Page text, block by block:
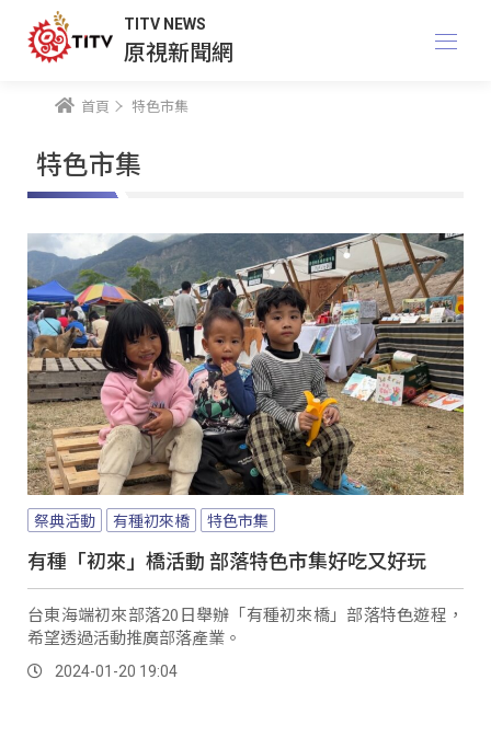
TITV NEWS
原視新聞網
首頁 特色市集
特色市集
祭典活動 有種初來橋 特色市集
有種「初來」橋活動 部落特色市集好吃又好玩
台東海端初來部落20日舉辦「有種初來橋」部落特色遊程，
希望透過活動推廣部落產業。
2024-01-20 19:04